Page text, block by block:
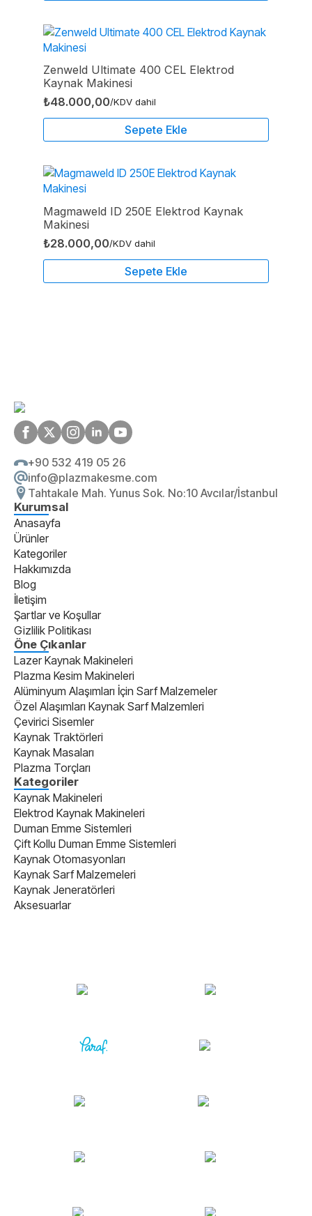
Zenweld Ultimate 400 CEL Elektrod
Kaynak Makinesi
₺48.000,00/KDV dahil
Sepete Ekle
Magmaweld ID 250E Elektrod Kaynak
Makinesi
₺28.000,00/KDV dahil
Sepete Ekle
+90 532 419 05 26
info@plazmakesme.com
Tahtakale Mah. Yunus Sok. No:10 Avcılar/İstanbul
Kurumsal
Anasayfa
Ürünler
Kategoriler
Hakkımızda
Blog
İletişim
Şartlar ve Koşullar
Gizlilik Politikası
Öne Çıkanlar
Lazer Kaynak Makineleri
Plazma Kesim Makineleri
Alüminyum Alaşımları İçin Sarf Malzemeler
Özel Alaşımları Kaynak Sarf Malzemleri
Çevirici Sisemler
Kaynak Traktörleri
Kaynak Masaları
Plazma Torçları
Kategoriler
Kaynak Makineleri
Elektrod Kaynak Makineleri
Duman Emme Sistemleri
Çift Kollu Duman Emme Sistemleri
Kaynak Otomasyonları
Kaynak Sarf Malzemeleri
Kaynak Jeneratörleri
Aksesuarlar